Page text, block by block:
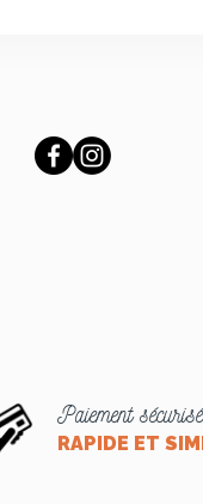
Paiement sécurisé
RAPIDE ET